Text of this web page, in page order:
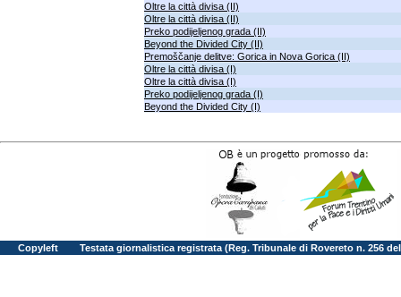
Oltre la città divisa (II)
Oltre la città divisa (II)
Preko podijeljenog grada (II)
Beyond the Divided City (II)
Premoščanje delitve: Gorica in Nova Gorica (II)
Oltre la città divisa (I)
Oltre la città divisa (I)
Preko podijeljenog grada (I)
Beyond the Divided City (I)
Copyleft Testata giornalistica registrata (Reg. Tribunale di Rovereto n. 256